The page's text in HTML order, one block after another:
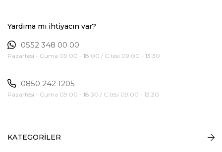
Yardıma mı ihtiyacın var?
0552 348 00 00
Pazartesi - Cuma 09:00 - 18:00 / C.tesi 09:00 - 13:30
0850 242 1205
Pazartesi - Cuma 09:00 - 18:30 / C.tesi 09:00 - 13:30
KATEGORİLER